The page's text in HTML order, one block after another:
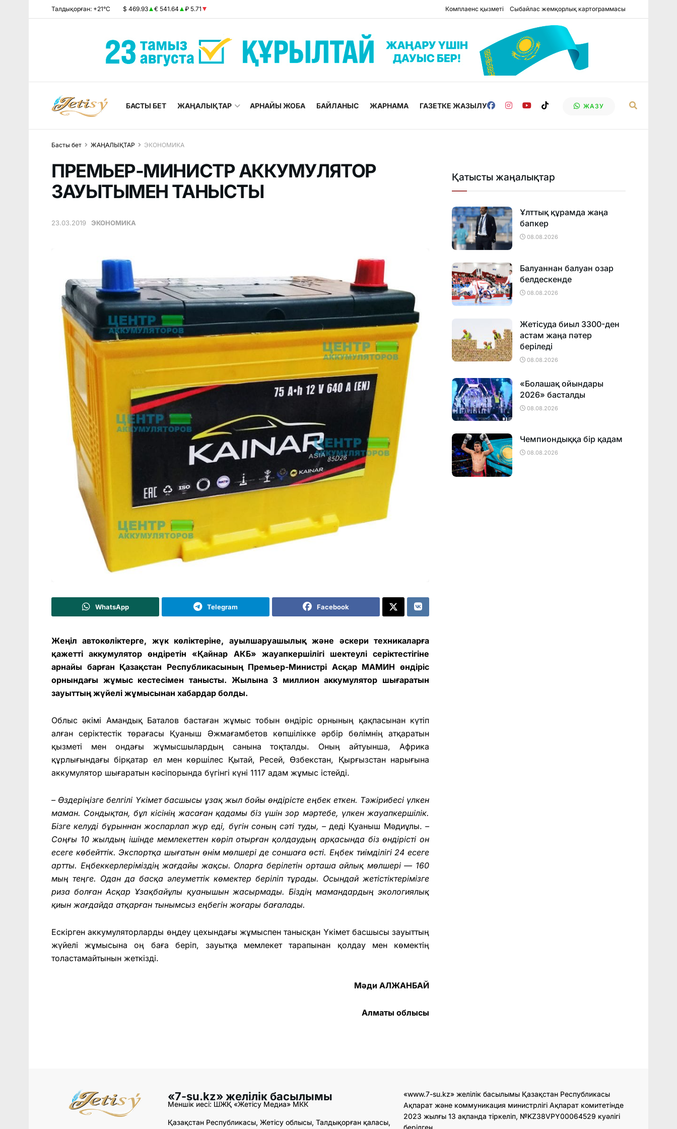
Талдықорған: +21°C $ 469.93 € 541.64 ₽ 5.71 Комплаенс қызметі Сыбайлас жемқорлық картограммасы
БАСТЫ БЕТ ЖАҢАЛЫҚТАР АРНАЙЫ ЖОБА БАЙЛАНЫС ЖАРНАМА ГАЗЕТКЕ ЖАЗЫЛУ ЖАЗУ
Басты бет ЖАҢАЛЫҚТАР ЭКОНОМИКА
ПРЕМЬЕР-МИНИСТР АККУМУЛЯТОР
ЗАУЫТЫМЕН ТАНЫСТЫ
23.03.2019 ЭКОНОМИКА
WhatsApp Telegram Facebook
Жеңіл автокөліктерге, жүк көліктеріне, ауылшаруашылық және әскери техникаларға
қажетті аккумулятор өндіретін «Қайнар АКБ» жауапкершілігі шектеулі серіктестігіне
арнайы барған Қазақстан Республикасының Премьер-Министрі Асқар МАМИН өндіріс
орнындағы жұмыс кестесімен танысты. Жылына 3 миллион аккумулятор шығаратын
зауыттың жүйелі жұмысынан хабардар болды.
Облыс әкімі Амандық Баталов бастаған жұмыс тобын өндіріс орнының қақпасынан күтіп
алған серіктестік төрағасы Қуаныш Әжмағамбетов көпшілікке әрбір бөлімнің атқаратын
қызметі мен ондағы жұмысшылардың санына тоқталды. Оның айтуынша, Африка
құрлығындағы бірқатар ел мен көршілес Қытай, Ресей, Өзбекстан, Қырғызстан нарығына
аккумулятор шығаратын кәсіпорында бүгінгі күні 1117 адам жұмыс істейді.
– Өздеріңізге белгілі Үкімет басшысы ұзақ жыл бойы өндірісте еңбек еткен. Тәжірибесі үлкен
маман. Сондықтан, бұл кісінің жасаған қадамы біз үшін зор мәртебе, үлкен жауапкершілік.
Бізге келуді бұрыннан жоспарлап жүр еді, бүгін соның сәті туды, –деді Қуаныш Мәдиұлы.–
Соңғы 10 жылдың ішінде мемлекеттен көріп отырған қолдаудың арқасында біз өндірісті он
есеге көбейттік. Экспортқа шығатын өнім мөлшері де соншаға өсті. Еңбек тиімділігі 24 есеге
артты. Еңбеккерлеріміздің жағдайы жақсы. Оларға берілетін орташа айлық мөлшері — 160
мың теңге. Одан да басқа әлеуметтік көмектер беріліп тұрады. Осындай жетістіктерімізге
риза болған Асқар Ұзақбайұлы қуанышын жасырмады. Біздің мамандардың экологиялық
қиын жағдайда атқарған тынымсыз еңбегін жоғары бағалады.
Ескірген аккумуляторларды өңдеу цехындағы жұмыспен танысқан Үкімет басшысы зауыттың
жүйелі жұмысына оң баға беріп, зауытқа мемлекет тарапынан қолдау мен көмектің
толастамайтынын жеткізді.
Мәди АЛЖАНБАЙ
Алматы облысы
Қатысты жаңалықтар
Ұлттық құрамда жаңа
бапкер
08.08.2026
Балуаннан балуан озар
белдескенде
08.08.2026
Жетісуда биыл 3300-ден
астам жаңа пәтер
беріледі
08.08.2026
«Болашақ ойындары
2026» басталды
08.08.2026
Чемпиондыққа бір қадам
08.08.2026
«7-su.kz» желілік басылымы
Меншік иесі: ШЖҚ «Жетісу Медиа» МКК
Қазақстан Республикасы, Жетісу облысы, Талдықорған қаласы,
«www.7-su.kz» желілік басылымы Қазақстан Республикасы
Ақпарат және коммуникация министрлігі Ақпарат комитетінде
2023 жылғы 13 ақпанда тіркеліп, №KZ38VPY00064529 куәлігі
берілген.